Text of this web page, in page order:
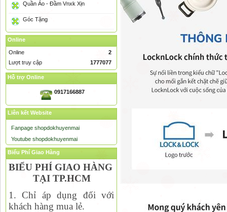
Quần Áo - Đầm Vnxk Xịn
Góc Tặng
Online
Online
2
Lượt truy cập
1777077
Hỗ trợ Online
0917166887
Liên kết Website
Fanpage shopdokhuyenmai
Youtube shopdokhuyenmai
Biểu Phí Giao Hàng
BIỂU PHÍ GIAO HÀNG
TẠI TP.HCM
1. Chỉ áp dụng đối với
khách hàng mua lẻ.